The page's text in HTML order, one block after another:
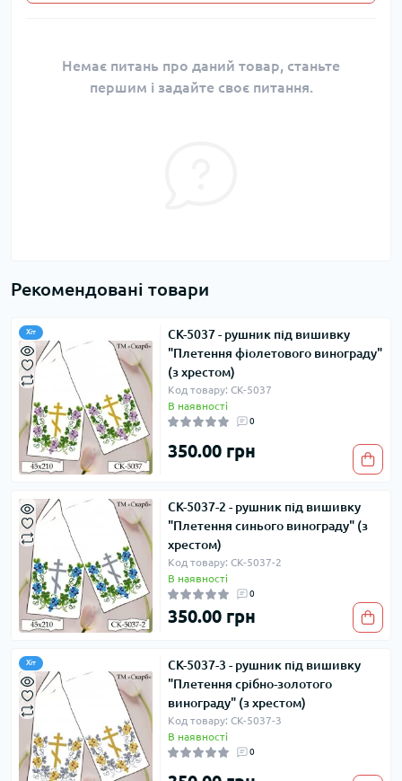
Немає питань про даний товар, станьте
першим і задайте своє питання.
Рекомендовані товари
Хіт
СК-5037 - рушник під вишивку
"Плетення фіолетового винограду"
(з хрестом)
Код товару: СК-5037
В наявності
0
350.00 грн
СК-5037-2 - рушник під вишивку
"Плетення синього винограду" (з
хрестом)
Код товару: СК-5037-2
В наявності
0
350.00 грн
Хіт
СК-5037-3 - рушник під вишивку
"Плетення срібно-золотого
винограду" (з хрестом)
Код товару: СК-5037-3
В наявності
0